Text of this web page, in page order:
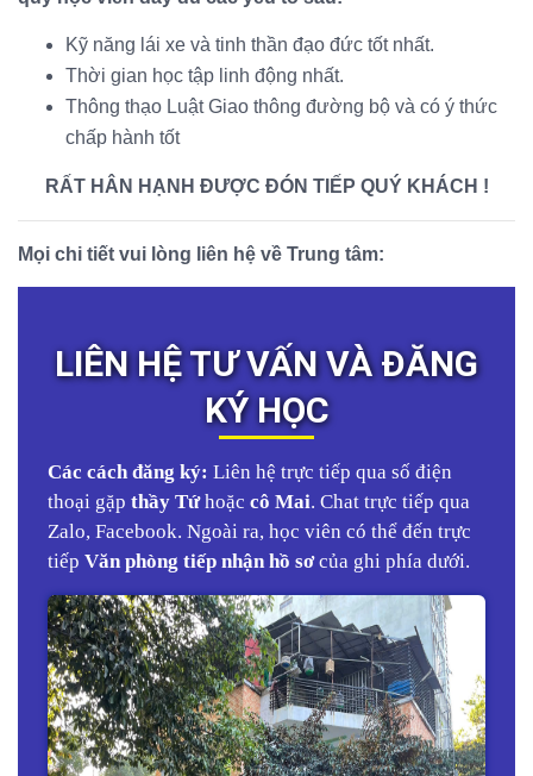
Kỹ năng lái xe và tinh thần đạo đức tốt nhất.
Thời gian học tập linh động nhất.
Thông thạo Luật Giao thông đường bộ và có ý thức
chấp hành tốt
RẤT HÂN HẠNH ĐƯỢC ĐÓN TIẾP QUÝ KHÁCH !
Mọi chi tiết vui lòng liên hệ về Trung tâm:
LIÊN HỆ TƯ VẤN VÀ ĐĂNG
KÝ HỌC
Các cách đăng ký: Liên hệ trực tiếp qua số điện
thoại gặp thầy Tứhoặc cô Mai. Chat trực tiếp qua
Zalo, Facebook. Ngoài ra, học viên có thể đến trực
tiếp Văn phòng tiếp nhận hồ sơcủa ghi phía dưới.